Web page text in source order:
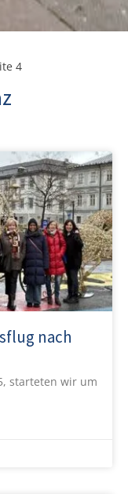
4
nach
starteten wir um